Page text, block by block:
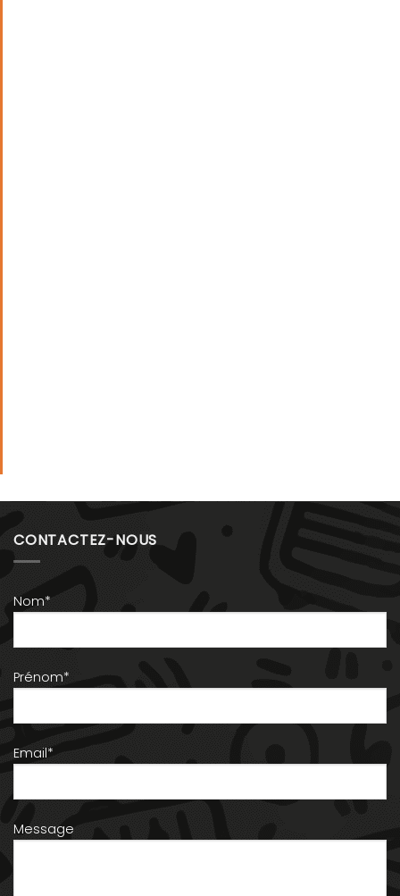
CONTACTEZ-NOUS
Nom*
Prénom*
Email*
Message